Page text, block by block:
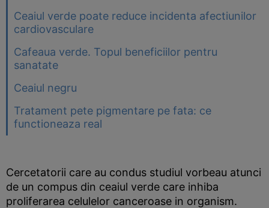
Ceaiul verde poate reduce incidenta afectiunilor
cardiovasculare
Cafeaua verde. Topul beneficiilor pentru
sanatate
Ceaiul negru
Tratament pete pigmentare pe fata: ce
functioneaza real
Cercetatorii care au condus studiul vorbeau atunci
de un compus din ceaiul verde care inhiba
proliferarea celulelor canceroase in organism.